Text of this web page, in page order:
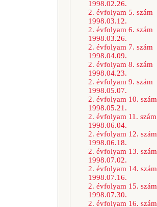
1998.02.26.
2. évfolyam 5. szám
1998.03.12.
2. évfolyam 6. szám
1998.03.26.
2. évfolyam 7. szám
1998.04.09.
2. évfolyam 8. szám
1998.04.23.
2. évfolyam 9. szám
1998.05.07.
2. évfolyam 10. szám
1998.05.21.
2. évfolyam 11. szám
1998.06.04.
2. évfolyam 12. szám
1998.06.18.
2. évfolyam 13. szám
1998.07.02.
2. évfolyam 14. szám
1998.07.16.
2. évfolyam 15. szám
1998.07.30.
2. évfolyam 16. szám